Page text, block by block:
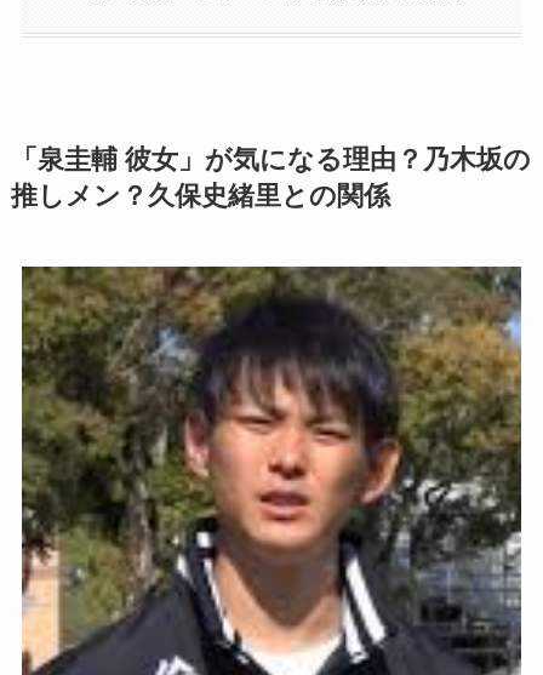
「泉圭輔 彼女」が気になる理由？乃木坂の
推しメン？久保史緒里との関係